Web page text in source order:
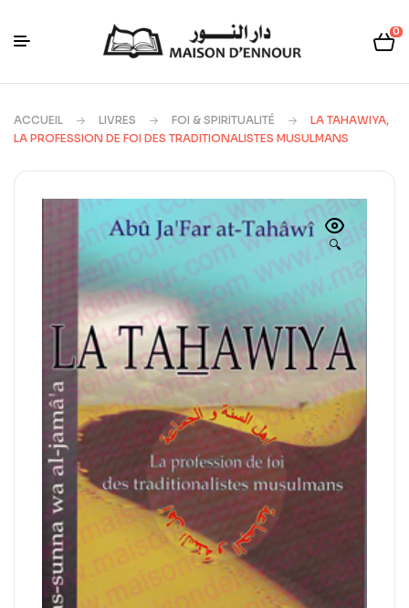
0
ACCUEIL LIVRES FOI & SPIRITUALITÉ
LA TAHAWIYA,
LA PROFESSION DE FOI DES TRADITIONALISTES MUSULMANS
🔍